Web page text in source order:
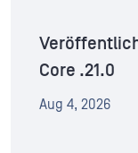
Core .21.0
Aug 4, 2026